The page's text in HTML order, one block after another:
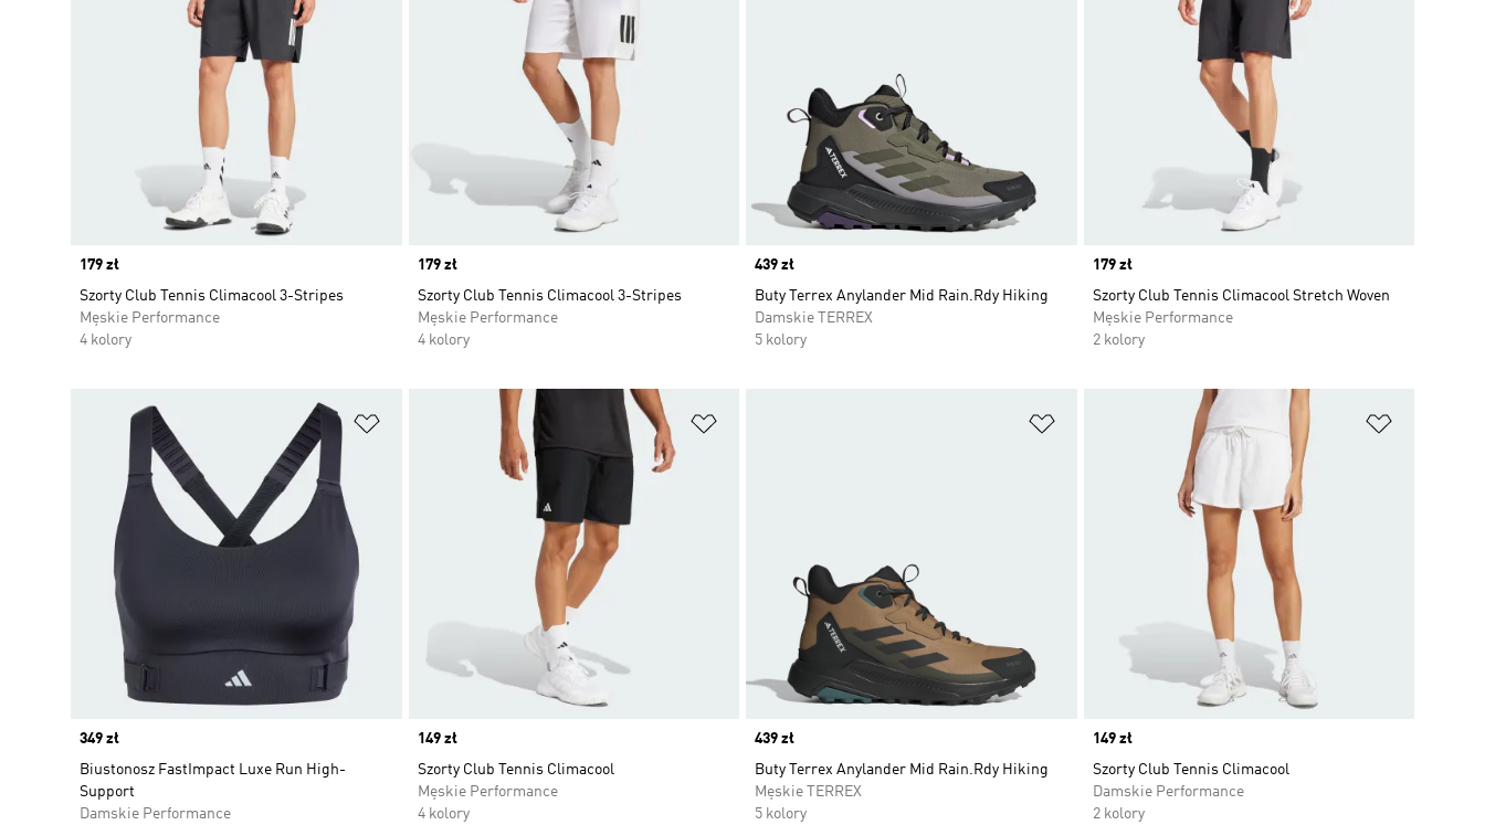
Price
179 zł
Szorty Club Tennis Climacool 3-Stripes
Męskie Performance
4 kolory
Price
179 zł
Szorty Club Tennis Climacool 3-Stripes
Męskie Performance
4 kolory
Price
439 zł
Buty Terrex Anylander Mid Rain.Rdy Hiking
Damskie TERREX
5 kolory
Price
179 zł
Szorty Club Tennis Climacool Stretch Woven
Męskie Performance
2 kolory
Dodaj do listy życzeń
Price
349 zł
Biustonosz FastImpact Luxe Run High-
Support
Damskie Performance
Price
149 zł
Szorty Club Tennis Climacool
Męskie Performance
4 kolory
Dodaj do listy życzeń
Price
439 zł
Buty Terrex Anylander Mid Rain.Rdy Hiking
Męskie TERREX
5 kolory
Price
149 zł
Szorty Club Tennis Climacool
Damskie Performance
2 kolory